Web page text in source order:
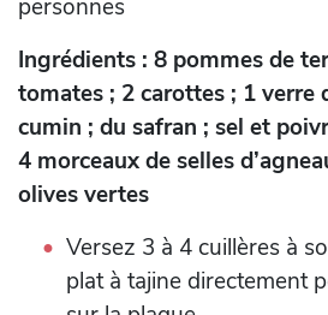
personnes
Ingrédients : 8 pommes de
tomates ; 2 carottes ; 1 verre
cumin ; du safran ; sel et
4 morceaux de selles
olives vertes
Versez 3 à 4 cuillères à
plat à tajine directement